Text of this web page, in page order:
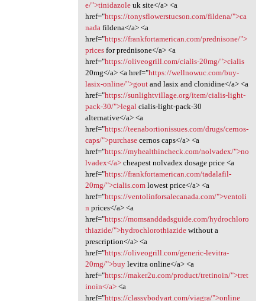
e/">tinidazoleuk site</a> <a
href="https://tonysflowerstucson.com/fildena/">ca
nadafildena</a> <a
href="https://frankfortamerican.com/prednisone/">
pricesfor prednisone</a> <a
href="https://oliveogrill.com/cialis-20mg/">cialis
20mg</a> <a href="https://wellnowuc.com/buy-
lasix-online/">goutand lasix and clonidine</a> <a
href="https://sunlightvillage.org/item/cialis-light-
pack-30/">legalcialis-light-pack-30
alternative</a> <a
href="https://teenabortionissues.com/drugs/cernos-
caps/">purchasecernos caps</a> <a
href="https://myhealthincheck.com/nolvadex/">no
lvadex</a>cheapest nolvadex dosage price <a
href="https://frankfortamerican.com/tadalafil-
20mg/">cialis.comlowest price</a> <a
href="https://ventolinforsalecanada.com/">ventoli
n prices</a> <a
href="https://momsanddadsguide.com/hydrochloro
thiazide/">hydrochlorothiazidewithout a
prescription</a> <a
href="https://oliveogrill.com/generic-levitra-
20mg/">buylevitra online</a> <a
href="https://maker2u.com/product/tretinoin/">tret
inoin</a><a
href="https://classybodyart.com/viagra/">online